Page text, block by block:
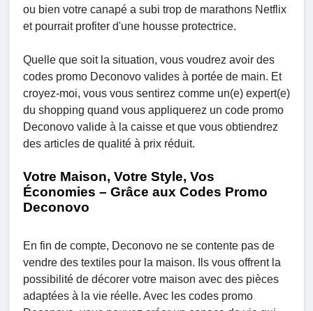
ou bien votre canapé a subi trop de marathons Netflix
et pourrait profiter d'une housse protectrice.
Quelle que soit la situation, vous voudrez avoir des
codes promo Deconovo valides à portée de main. Et
croyez-moi, vous vous sentirez comme un(e) expert(e)
du shopping quand vous appliquerez un code promo
Deconovo valide à la caisse et que vous obtiendrez
des articles de qualité à prix réduit.
Votre Maison, Votre Style, Vos
Économies – Grâce aux Codes Promo
Deconovo
En fin de compte, Deconovo ne se contente pas de
vendre des textiles pour la maison. Ils vous offrent la
possibilité de décorer votre maison avec des pièces
adaptées à la vie réelle. Avec les codes promo